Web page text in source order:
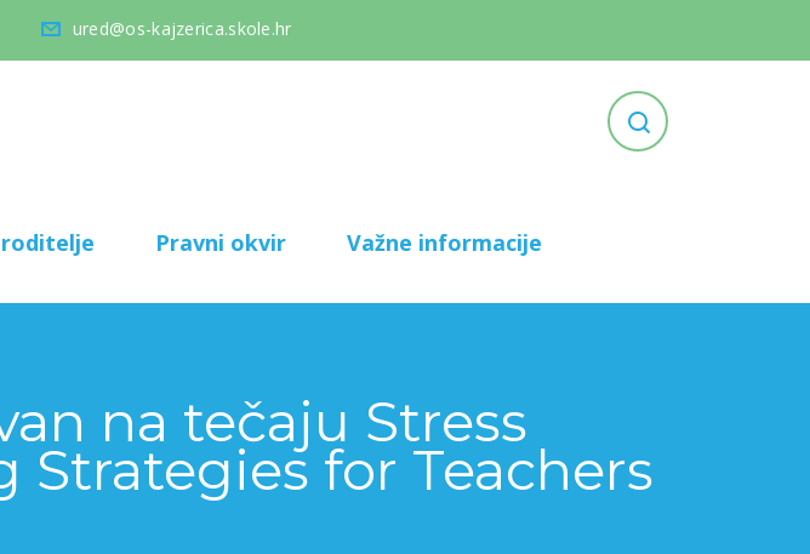
ured@os-kajzerica.skole.hr
roditelje Pravni okvir Važne informacije
na tečaju Stress
Strategies for Teachers